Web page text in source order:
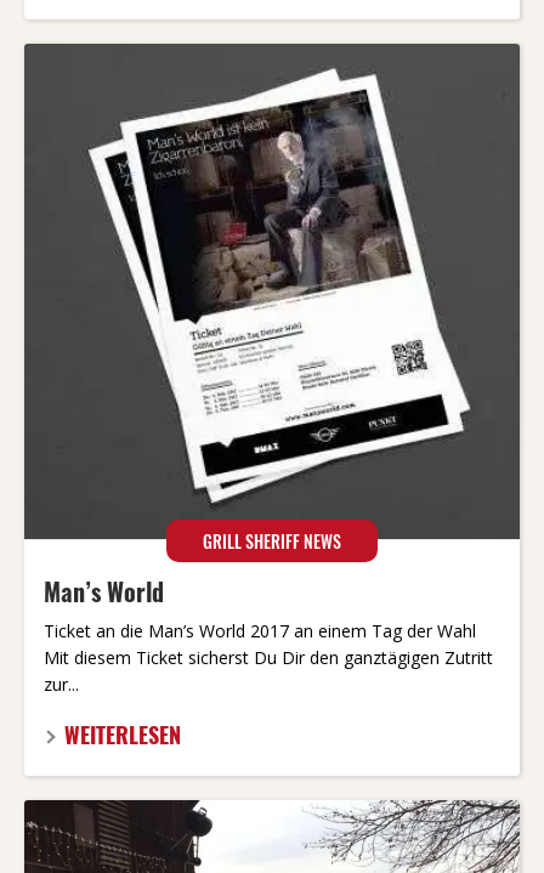
GRILL SHERIFF NEWS
Man’s World
Ticket an die Man’s World 2017 an einem Tag der Wahl
Mit diesem Ticket sicherst Du Dir den ganztägigen Zutritt
zur...
WEITERLESEN